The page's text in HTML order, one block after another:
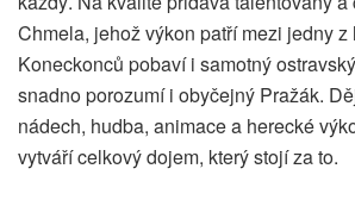
Chmela, jehož výkon patří mezi jedny z
Koneckonců pobaví i samotný
snadno porozumí i obyčejný Pražák.
nádech, hudba, animace a herecké
vytváří celkový dojem, který stojí za to.